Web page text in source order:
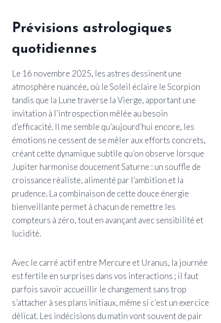
Prévisions astrologiques
quotidiennes
Le 16 novembre 2025, les astres dessinent une
atmosphère nuancée, où le Soleil éclaire le Scorpion
tandis que la Lune traverse la Vierge, apportant une
invitation à l’introspection mêlée au besoin
d’efficacité. Il me semble qu’aujourd’hui encore, les
émotions ne cessent de se mêler aux efforts concrets,
créant cette dynamique subtile qu’on observe lorsque
Jupiter harmonise doucement Saturne : un souffle de
croissance réaliste, alimenté par l’ambition et la
prudence. La combinaison de cette douce énergie
bienveillante permet à chacun de remettre les
compteurs à zéro, tout en avançant avec sensibilité et
lucidité.
Avec le carré actif entre Mercure et Uranus, la journée
est fertile en surprises dans vos interactions ; il faut
parfois savoir accueillir le changement sans trop
s’attacher à ses plans initiaux, même si c’est un exercice
délicat. Les indécisions du matin vont souvent de pair